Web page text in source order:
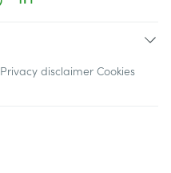
Privacy disclaimer Cookies